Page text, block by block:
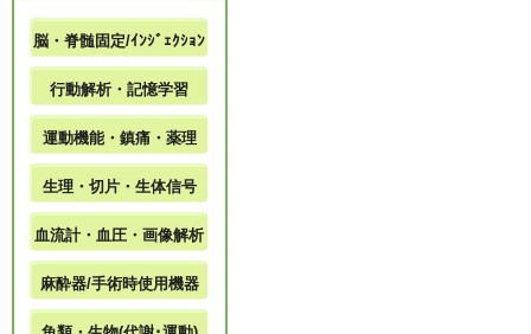
脳・脊髄固定/ｲﾝｼﾞｪｸｼｮﾝ
行動解析・記憶学習
運動機能・鎮痛・薬理
生理・切片・生体信号
血流計・血圧・画像解析
麻酔器/手術時使用機器